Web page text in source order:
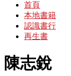
首頁
本地書籍
認識書行
再生書
陳志銳